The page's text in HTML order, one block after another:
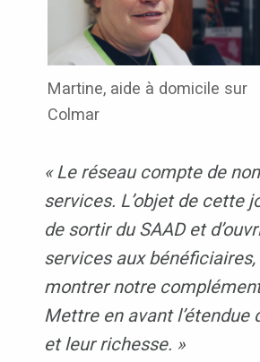
Martine, aide à domicile sur
Colmar
« Le réseau compte de
services. L’objet de cette
de sortir du SAAD et
services aux bénéficiaires,
montrer notre
Mettre en avant l’étendue
et leur richesse. »